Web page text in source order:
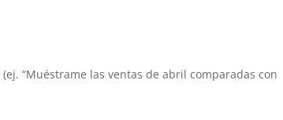
“Muéstrame las ventas de abril comparadas con